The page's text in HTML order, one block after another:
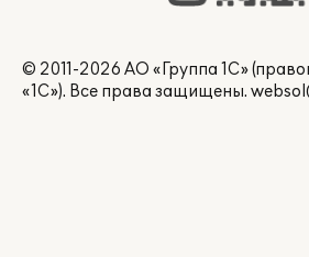
© 2011-2026 АО «Группа 1С»
«1С»). Все права защищены.